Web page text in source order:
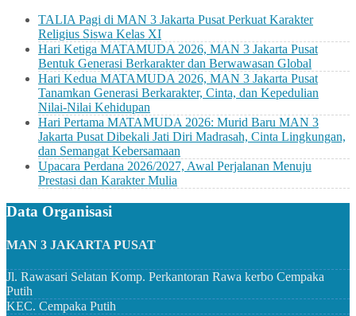
TALIA Pagi di MAN 3 Jakarta Pusat Perkuat Karakter
Religius Siswa Kelas XI
Hari Ketiga MATAMUDA 2026, MAN 3 Jakarta Pusat
Bentuk Generasi Berkarakter dan Berwawasan Global
Hari Kedua MATAMUDA 2026, MAN 3 Jakarta Pusat
Tanamkan Generasi Berkarakter, Cinta, dan Kepedulian
Nilai-Nilai Kehidupan
Hari Pertama MATAMUDA 2026: Murid Baru MAN 3
Jakarta Pusat Dibekali Jati Diri Madrasah, Cinta Lingkungan,
dan Semangat Kebersamaan
Upacara Perdana 2026/2027, Awal Perjalanan Menuju
Prestasi dan Karakter Mulia
Data Organisasi
MAN 3 JAKARTA PUSAT
Jl. Rawasari Selatan Komp. Perkantoran Rawa kerbo Cempaka
Putih
KEC. Cempaka Putih